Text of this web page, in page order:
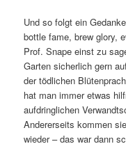
Und so folgt ein
bottle fame, brew glory,
Prof. Snape einst zu
Garten sicherlich gern
der tödlichen
hat man immer etwas
aufdringlichen
Andererseits kommen
wieder – das war dann